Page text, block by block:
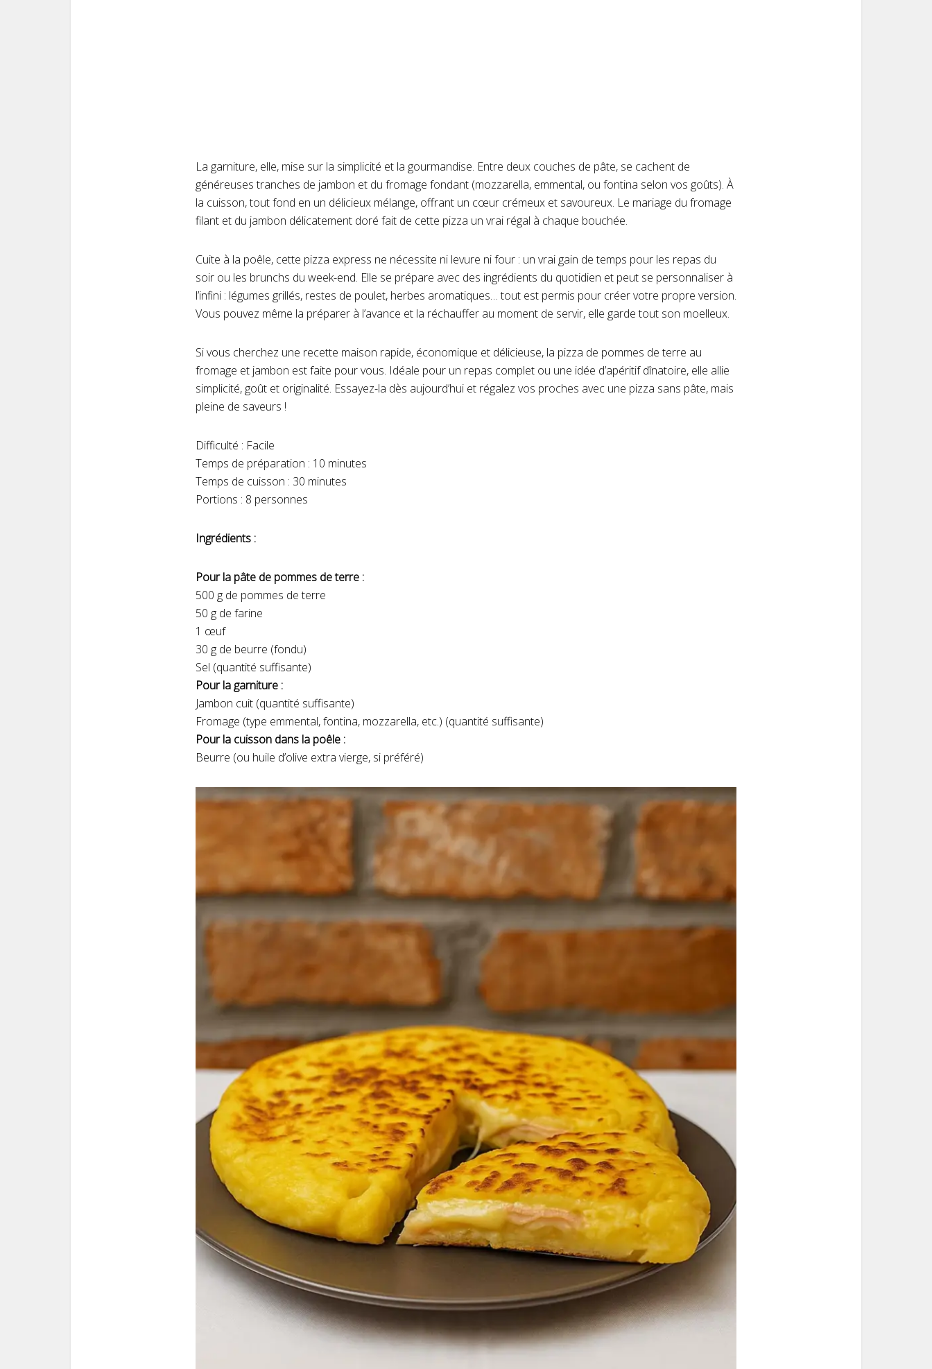
La garniture, elle, mise sur la simplicité et la gourmandise. Entre deux couches de pâte, se cachent de
généreuses tranches de jambon et du fromage fondant (mozzarella, emmental, ou fontina selon vos goûts). À
la cuisson, tout fond en un délicieux mélange, offrant un cœur crémeux et savoureux. Le mariage du fromage
filant et du jambon délicatement doré fait de cette pizza un vrai régal à chaque bouchée.
Cuite à la poêle, cette pizza express ne nécessite ni levure ni four : un vrai gain de temps pour les repas du
soir ou les brunchs du week-end. Elle se prépare avec des ingrédients du quotidien et peut se personnaliser à
l’infini : légumes grillés, restes de poulet, herbes aromatiques… tout est permis pour créer votre propre version.
Vous pouvez même la préparer à l’avance et la réchauffer au moment de servir, elle garde tout son moelleux.
Si vous cherchez une recette maison rapide, économique et délicieuse, la pizza de pommes de terre au
fromage et jambon est faite pour vous. Idéale pour un repas complet ou une idée d’apéritif dînatoire, elle allie
simplicité, goût et originalité. Essayez-la dès aujourd’hui et régalez vos proches avec une pizza sans pâte, mais
pleine de saveurs !
Difficulté : Facile
Temps de préparation : 10 minutes
Temps de cuisson : 30 minutes
Portions : 8 personnes
Ingrédients :
Pour la pâte de pommes de terre :
500 g de pommes de terre
50 g de farine
1 œuf
30 g de beurre (fondu)
Sel (quantité suffisante)
Pour la garniture :
Jambon cuit (quantité suffisante)
Fromage (type emmental, fontina, mozzarella, etc.) (quantité suffisante)
Pour la cuisson dans la poêle :
Beurre (ou huile d’olive extra vierge, si préféré)